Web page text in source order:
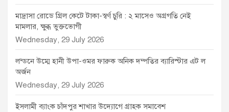
মাদ্রাসা রোডে গ্রিল কেটে টাকা-স্বর্ণ চুরি : ২ মাসেও অগ্রগতি নেই
মামলার, ক্ষুব্ধ ভুক্তভোগী
Wednesday, 29 July 2026
লন্ডনে উম্মে হানী উপা-ওমর ফারুক অনিক দম্পতির ব্যারিস্টার এট ল
অর্জন
Wednesday, 29 July 2026
ইসলামী ব্যাংক চাঁদপুর শাখার উদ্যোগে গ্রাহক সমাবেশ